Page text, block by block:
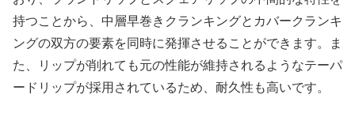
持つことから、中層早巻きクランキングとカバークランキ
ングの双方の要素を同時に発揮させることができます。ま
た、リップが削れても元の性能が維持されるようなテーパ
ードリップが採用されているため、耐久性も高いです。